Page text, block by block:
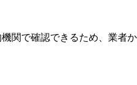
関で確認できるため、業者か